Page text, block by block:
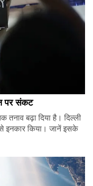
पर संकट
तनाव बढ़ा दिया है। दिल्ली
इनकार किया। जानें इसके